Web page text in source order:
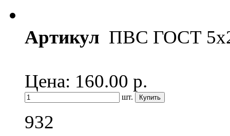
Артикул ПВС ГОСТ
Цена: 160.00 р.
шт.
932